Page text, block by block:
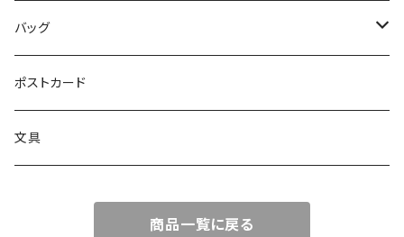
読み物
絵画
バッグ
トートバッグ
サコッシュ
ポストカード
文具
商品一覧に戻る